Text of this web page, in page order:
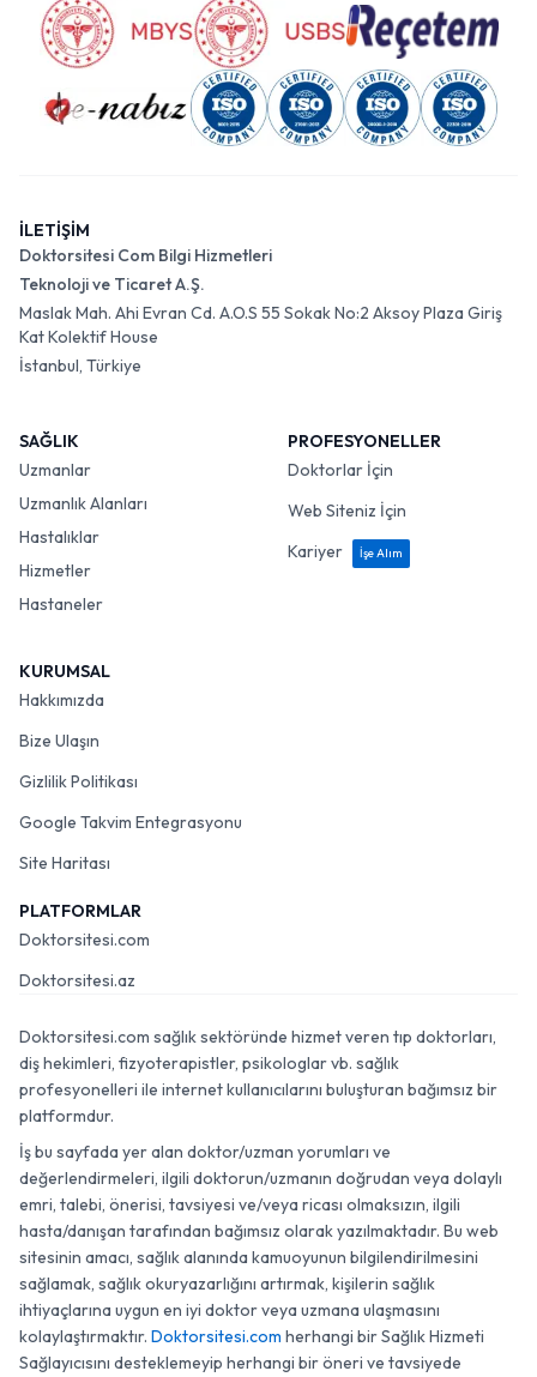
İLETİŞİM
Doktorsitesi Com Bilgi Hizmetleri
Teknoloji ve Ticaret A.Ş.
Maslak Mah. Ahi Evran Cd. A.O.S 55 Sokak No:2 Aksoy Plaza Giriş
Kat Kolektif House
İstanbul, Türkiye
SAĞLIK
Uzmanlar
Uzmanlık Alanları
Hastalıklar
Hizmetler
Hastaneler
PROFESYONELLER
Doktorlar İçin
Web Siteniz İçin
Kariyer
İşe Alım
KURUMSAL
Hakkımızda
Bize Ulaşın
Gizlilik Politikası
Google Takvim Entegrasyonu
Site Haritası
PLATFORMLAR
Doktorsitesi.com
Doktorsitesi.az
Doktorsitesi.com sağlık sektöründe hizmet veren tıp doktorları,
diş hekimleri, fizyoterapistler, psikologlar vb. sağlık
profesyonelleri ile internet kullanıcılarını buluşturan bağımsız bir
platformdur.
İş bu sayfada yer alan doktor/uzman yorumları ve
değerlendirmeleri, ilgili doktorun/uzmanın doğrudan veya dolaylı
emri, talebi, önerisi, tavsiyesi ve/veya ricası olmaksızın, ilgili
hasta/danışan tarafından bağımsız olarak yazılmaktadır. Bu web
sitesinin amacı, sağlık alanında kamuoyunun bilgilendirilmesini
sağlamak, sağlık okuryazarlığını artırmak, kişilerin sağlık
ihtiyaçlarına uygun en iyi doktor veya uzmana ulaşmasını
kolaylaştırmaktır. Doktorsitesi.com herhangi bir Sağlık Hizmeti
Sağlayıcısını desteklemeyip herhangi bir öneri ve tavsiyede